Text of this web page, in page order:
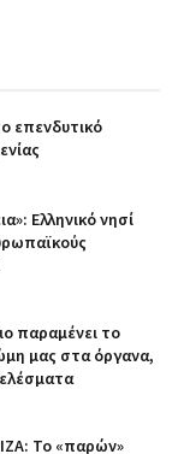
επενδυτικό
Ελληνικό νησί
παραμένει το
μας στα όργανα,
Το «παρών»